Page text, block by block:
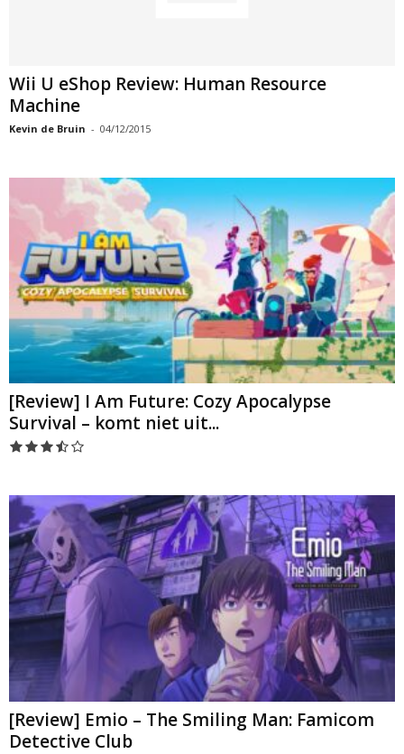
Wii U eShop Review: Human Resource
Machine
Kevin de Bruin - 04/12/2015
[Review] I Am Future: Cozy Apocalypse
Survival – komt niet uit...
[Review] Emio – The Smiling Man: Famicom
Detective Club